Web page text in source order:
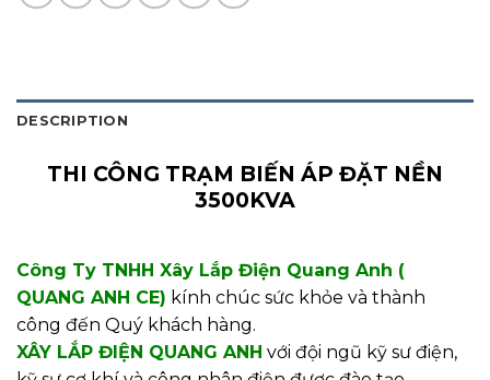
DESCRIPTION
THI CÔNG TRẠM BIẾN ÁP ĐẶT NỀN
3500KVA
Công Ty TNHH Xây Lắp Điện Quang Anh (
QUANG ANH CE) kính chúc sức khỏe và thành
công đến Quý khách hàng.
XÂY LẮP ĐIỆN QUANG ANH với đội ngũ kỹ sư điện,